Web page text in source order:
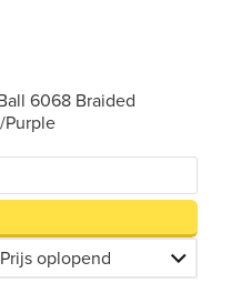
6068 Braided
Purple